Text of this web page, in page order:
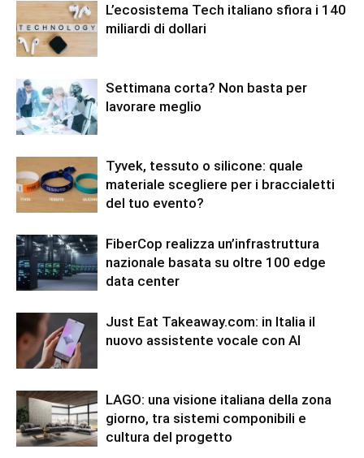
L’ecosistema Tech italiano sfiora i 140
miliardi di dollari
Settimana corta? Non basta per
lavorare meglio
Tyvek, tessuto o silicone: quale
materiale scegliere per i braccialetti
del tuo evento?
FiberCop realizza un’infrastruttura
nazionale basata su oltre 100 edge
data center
Just Eat Takeaway.com: in Italia il
nuovo assistente vocale con AI
LAGO: una visione italiana della zona
giorno, tra sistemi componibili e
cultura del progetto